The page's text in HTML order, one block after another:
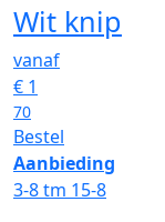
Wit knip
vanaf
€ 1
70
Bestel
Aanbieding
3-8 tm 15-8